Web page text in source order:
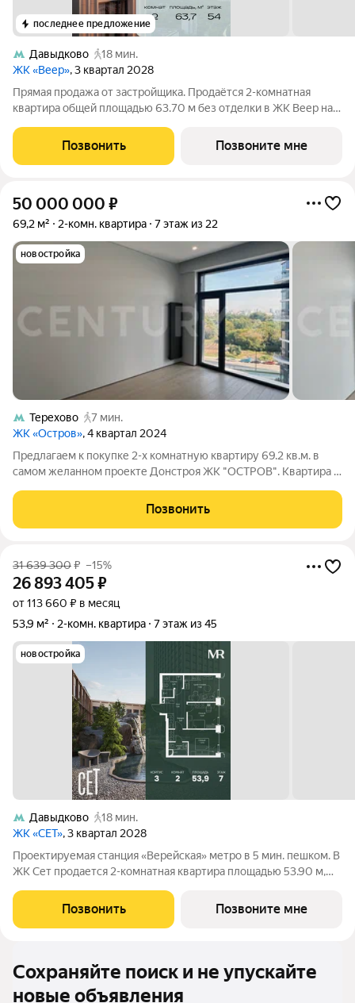
последнее предложение
Давыдково
18 мин.
ЖК «Веер», 3 квартал 2028
Прямая продажа от застройщика. Продаётся 2-комнатная
квартира общей площадью 63.70 м без отделки в ЖК Веер на
класса в престижном ЗАО Москвы всего 5 минут до
Кутузовского проспекта. 15 минут
Позвонить Позвоните мне
50 000 000 ₽
69,2 м² 2-комн. квартира 7 этаж из 22
новостройка
Терехово
7 мин.
ЖК «Остров», 4 квартал 2024
Предлагаем к покупке 2-х комнатную квартиру 69.2 кв.м. в
самом желанном проекте Донстроя ЖК "ОСТРОВ". Квартира с
бытовая техника. Три больших панорамных окна
расположенных на север. Планировкой
Позвонить
31 639 300₽ –15%
26 893 405₽
от 113 660 ₽ в месяц
53,9 м²
2-комн. квартира 7 этаж из 45
новостройка
Давыдково
18 мин.
ЖК «СЕТ», 3 квартал 2028
Проектируемая станция «Верейская» метро в 5 мин. пешком. В
ЖК Сет продается 2-комнатная квартира площадью 53.90 м,
имеет стратегически выгодное расположение в ЗАО, в районе
с большой
Позвонить Позвоните мне
Сохраняйте поиск и не упускайте
новые объявления